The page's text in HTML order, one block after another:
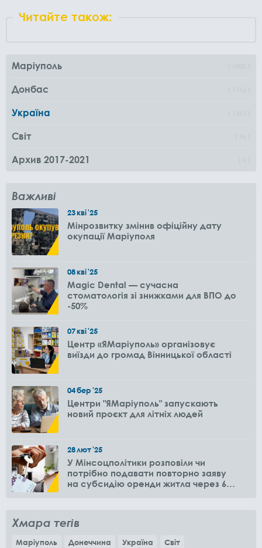
Читайте також:
Маріуполь
Донбас
Україна
Світ
Архив 2017-2021
Важливі
23кві'25
Мінрозвитку змінив офіційну дату
окупації Маріуполя
08кві'25
Magic Dental — сучасна
стоматологія зі знижками для ВПО до
-50%
07кві'25
Центр «ЯМаріуполь» організовує
виїзди до громад Вінницької області
04бер'25
Центри "ЯМаріуполь" запускають
новий проєкт для літніх людей
28лют'25
У Мінсоцполітики розповіли чи
потрібно подавати повторно заяву
на субсидію оренди житла через 6
Хмара тегів
Маріуполь Донеччина Україна
Світ